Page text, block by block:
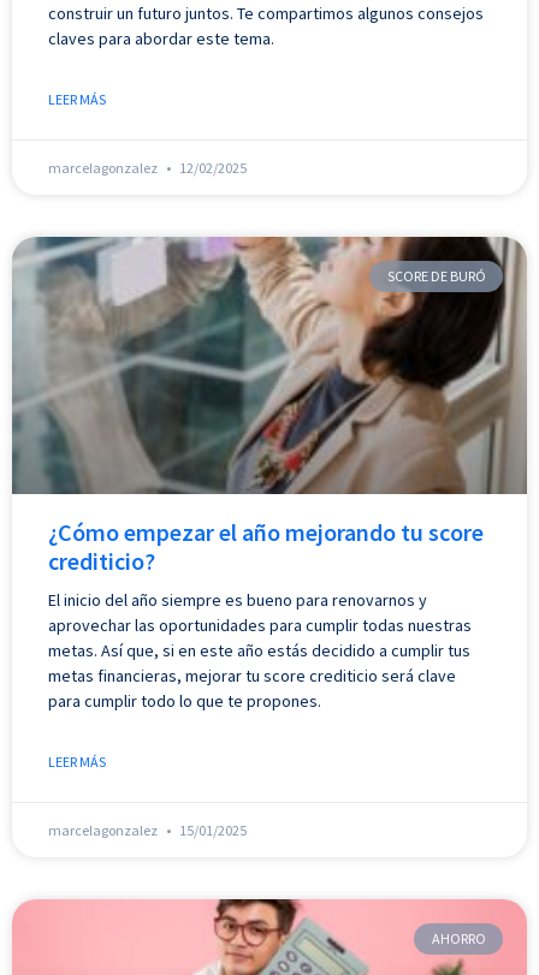
construir un futuro juntos. Te compartimos algunos consejos
claves para abordar este tema.
LEER MÁS
marcelagonzalez 12/02/2025
SCORE DE BURÓ
¿Cómo empezar el año mejorando tu score
crediticio?
El inicio del año siempre es bueno para renovarnos y
aprovechar las oportunidades para cumplir todas nuestras
metas. Así que, si en este año estás decidido a cumplir tus
metas financieras, mejorar tu score crediticio será clave
para cumplir todo lo que te propones.
LEER MÁS
marcelagonzalez 15/01/2025
AHORRO